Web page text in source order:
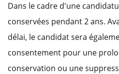
Dans le cadre d'une
conservées pendant 2 ans.
délai, le candidat sera
consentement pour une
conservation ou une